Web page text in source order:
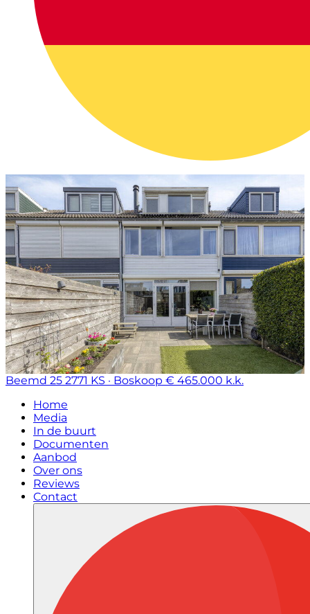
Beemd 25 2771 KS · Boskoop € 465.000 k.k.
Home
Media
In de buurt
Documenten
Aanbod
Over ons
Reviews
Contact